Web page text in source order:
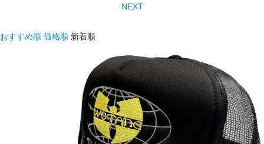
NEXT
おすすめ順 価格順 新着順